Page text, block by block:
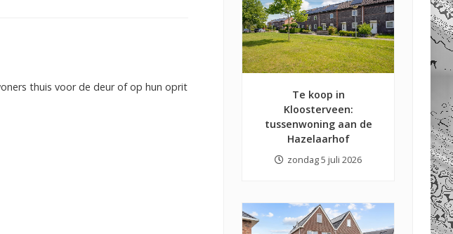
thuis voor de deur of op hun oprit
Te koop in
Kloosterveen:
tussenwoning aan de
Hazelaarhof
zondag 5 juli 2026